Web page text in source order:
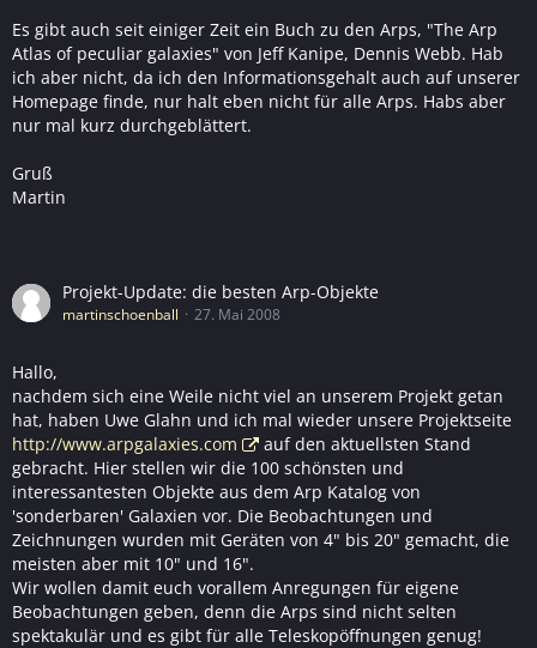
Es gibt auch seit einiger Zeit ein Buch zu den Arps, "The Arp
Atlas of peculiar galaxies" von Jeff Kanipe, Dennis Webb. Hab
ich aber nicht, da ich den Informationsgehalt auch auf unserer
Homepage finde, nur halt eben nicht für alle Arps. Habs aber
nur mal kurz durchgeblättert.
Gruß
Martin
Projekt-Update: die besten Arp-Objekte
martinschoenball 27. Mai 2008
Hallo,
nachdem sich eine Weile nicht viel an unserem Projekt getan
hat, haben Uwe Glahn und ich mal wieder unsere Projektseite
http://www.arpgalaxies.com
auf den aktuellsten Stand
gebracht. Hier stellen wir die 100 schönsten und
interessantesten Objekte aus dem Arp Katalog von
'sonderbaren' Galaxien vor. Die Beobachtungen und
Zeichnungen wurden mit Geräten von 4" bis 20" gemacht, die
meisten aber mit 10" und 16".
Wir wollen damit euch vorallem Anregungen für eigene
Beobachtungen geben, denn die Arps sind nicht selten
spektakulär und es gibt für alle Teleskopöffnungen genug!